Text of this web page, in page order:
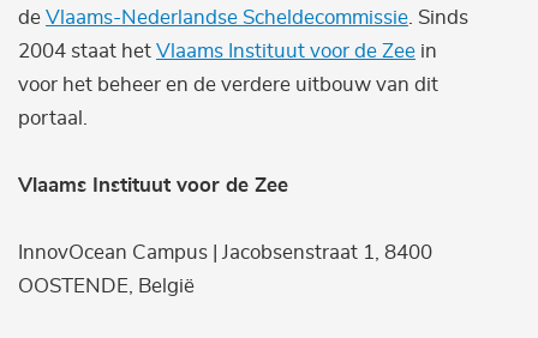
de Vlaams-Nederlandse Scheldecommissie . Sinds
2004 staat het Vlaams Instituut voor de Zee in
voor het beheer en de verdere uitbouw van dit
portaal.
Vlaams Instituut voor de Zee
InnovOcean Campus | Jacobsenstraat 1, 8400
OOSTENDE, België